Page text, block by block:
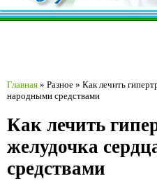
Главная » Разное » Как лечить
народными средствами
Как лечить
желудочка
средствами